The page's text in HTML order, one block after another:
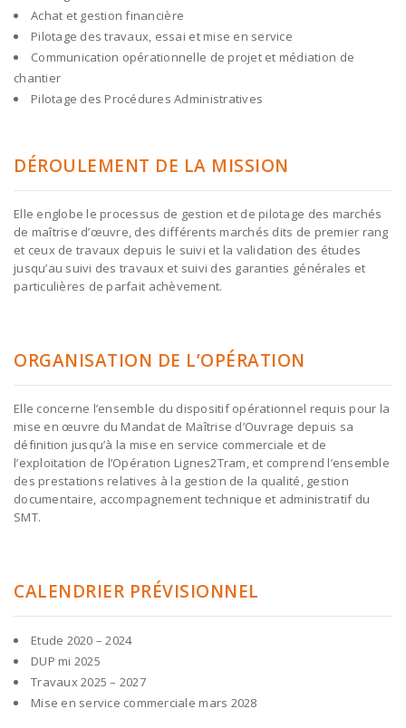
Achat et gestion financière
Pilotage des travaux, essai et mise en service
Communication opérationnelle de projet et médiation de
chantier
Pilotage des Procédures Administratives
DÉROULEMENT DE LA MISSION
Elle englobe le processus de gestion et de pilotage des marchés
de maîtrise d’œuvre, des différents marchés dits de premier rang
et ceux de travaux depuis le suivi et la validation des études
jusqu’au suivi des travaux et suivi des garanties générales et
particulières de parfait achèvement.
ORGANISATION DE L’OPÉRATION
Elle concerne l’ensemble du dispositif opérationnel requis pour la
mise en œuvre du Mandat de Maîtrise d’Ouvrage depuis sa
définition jusqu’à la mise en service commerciale et de
l’exploitation de l’Opération Lignes2Tram, et comprend l’ensemble
des prestations relatives à la gestion de la qualité, gestion
documentaire, accompagnement technique et administratif du
SMT.
CALENDRIER PRÉVISIONNEL
Etude 2020 – 2024
DUP mi 2025
Travaux 2025 – 2027
Mise en service commerciale mars 2028